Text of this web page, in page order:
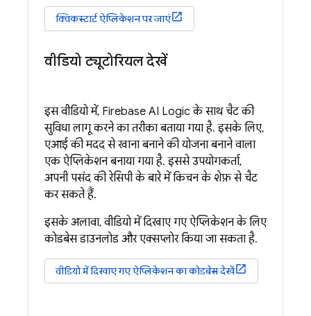
क्विकस्टार्ट ऐप्लिकेशन पर जाएं
वीडियो ट्यूटोरियल देखें
इस वीडियो में, Firebase AI Logicके साथ चैट की
सुविधा लागू करने का तरीका बताया गया है. इसके लिए,
एआई की मदद से खाना बनाने की योजना बनाने वाला
एक ऐप्लिकेशन बनाया गया है. इससे उपयोगकर्ता,
अपनी पसंद की रेसिपी के बारे में किचन के शेफ़ से चैट
कर सकते हैं.
इसके अलावा, वीडियो में दिखाए गए ऐप्लिकेशन के लिए
कोडबेस डाउनलोड और एक्सप्लोर किया जा सकता है.
वीडियो में दिखाए गए ऐप्लिकेशन का कोडबेस देखें